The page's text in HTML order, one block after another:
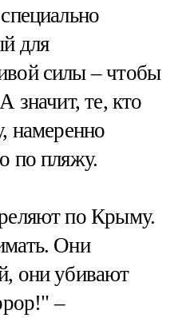
для
силы – чтобы
значит, те, кто
намеренно
по пляжу.
по Крыму.
Они
они убивают
–